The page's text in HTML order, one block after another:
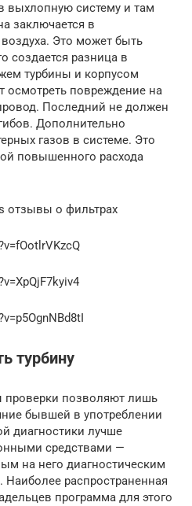
выхлопную систему и там
заключается в
Это может быть
создается разница в
турбины и корпусом
осмотреть повреждение на
Последний не должен
Дополнительно
газов в системе. Это
повышенного расхода
отзывы о фильтрах
турбину
позволяют лишь
бывшей в употреблении
диагностики лучше
средствами —
на него диагностическим
распространенная
программа для этого